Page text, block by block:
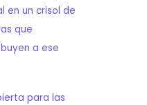
en un crisol de
que
a ese
para las